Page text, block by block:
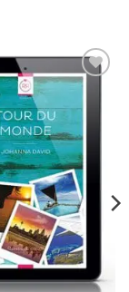
Ajouter